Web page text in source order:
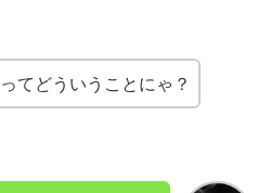
てどういうことにゃ？